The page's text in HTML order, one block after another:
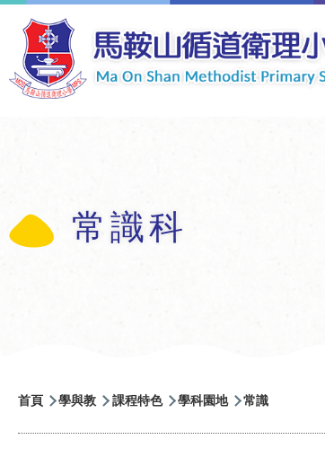
移至主內容
常識科
導
航
首頁 學與教 課程特色 學科園地 常識